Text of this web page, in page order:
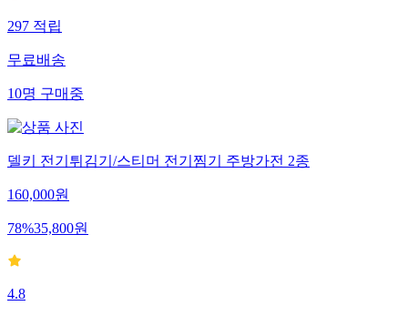
297 적립
무료배송
10명 구매중
델키 전기튀김기/스티머 전기찜기 주방가전 2종
160,000원
78%35,800원
4.8